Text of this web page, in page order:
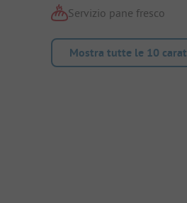
Servizio pane fresco
Mostra tutte le 10